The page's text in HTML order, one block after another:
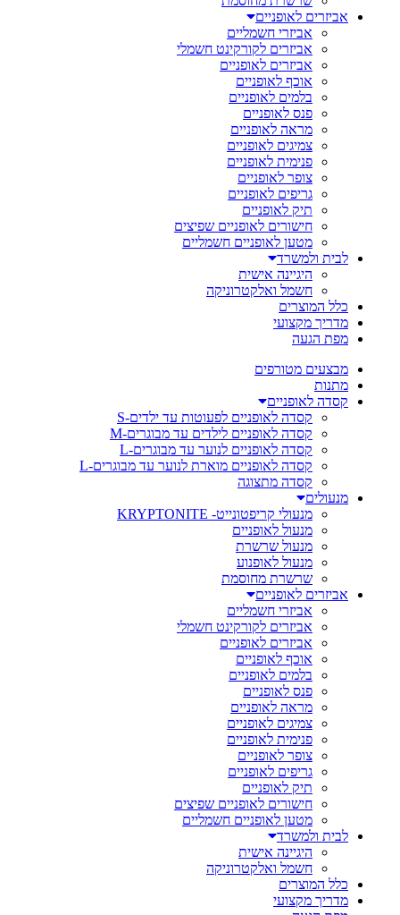
אביזרים לאופניים
אביזרי חשמליים
אביזרים לקורקינט חשמלי
אביזרים לאופניים
אוכף לאופניים
בלמים לאופניים
פנס לאופניים
מראה לאופניים
צמיגים לאופניים
פנימית לאופניים
צופר לאופניים
גריפים לאופניים
תיק לאופניים
חישורים לאופניים שפיצים
מטען לאופניים חשמליים
לבית ולמשרד
היגיינה אישית
חשמל ואלקטרוניקה
כלל המוצרים
מדריך מקצועי
מפת הגעה
מבצעים מטורפים
מתנות
קסדה לאופניים
קסדה לאופניים לפעוטות עד ילדים-S
קסדה לאופניים לילדים עד מבוגרים-M
קסדה לאופניים לנוער עד מבוגרים-L
קסדה לאופניים מוארת לנוער עד מבוגרים-L
קסדה מתצוגה
מנעולים
מנעולי קריפטונייט- KRYPTONITE
מנעול לאופניים
מנעול שרשרת
מנעול לאופנוע
שרשרת מחוסמת
אביזרים לאופניים
אביזרי חשמליים
אביזרים לקורקינט חשמלי
אביזרים לאופניים
אוכף לאופניים
בלמים לאופניים
פנס לאופניים
מראה לאופניים
צמיגים לאופניים
פנימית לאופניים
צופר לאופניים
גריפים לאופניים
תיק לאופניים
חישורים לאופניים שפיצים
מטען לאופניים חשמליים
לבית ולמשרד
היגיינה אישית
חשמל ואלקטרוניקה
כלל המוצרים
מדריך מקצועי